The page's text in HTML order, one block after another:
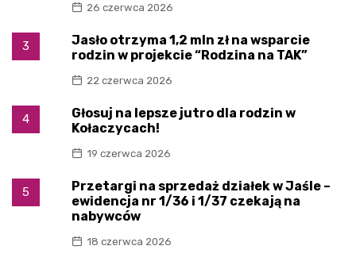
26 czerwca 2026
3
Jasło otrzyma 1,2 mln zł na wsparcie
rodzin w projekcie “Rodzina na TAK”
22 czerwca 2026
4
Głosuj na lepsze jutro dla rodzin w
Kołaczycach!
19 czerwca 2026
5
Przetargi na sprzedaż działek w Jaśle –
ewidencja nr 1/36 i 1/37 czekają na
nabywców
18 czerwca 2026